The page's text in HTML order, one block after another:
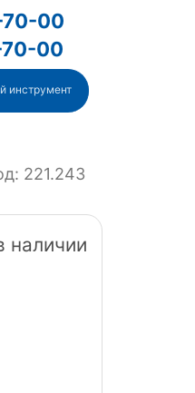
00
00
инструмент
221.243
наличии